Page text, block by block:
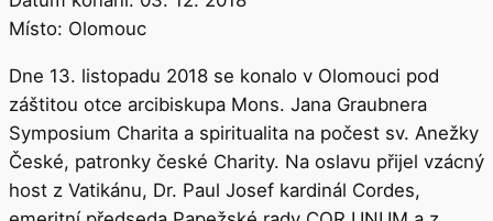
Místo: Olomouc
Dne 13. listopadu 2018 se konalo v Olomouci pod
záštitou otce arcibiskupa Mons. Jana Graubnera
Symposium Charita a spiritualita na počest sv. Anežky
České, patronky české Charity. Na oslavu přijel vzácný
host z Vatikánu, Dr. Paul Josef kardinál Cordes,